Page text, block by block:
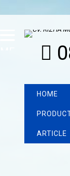
HOME
ARTICLE